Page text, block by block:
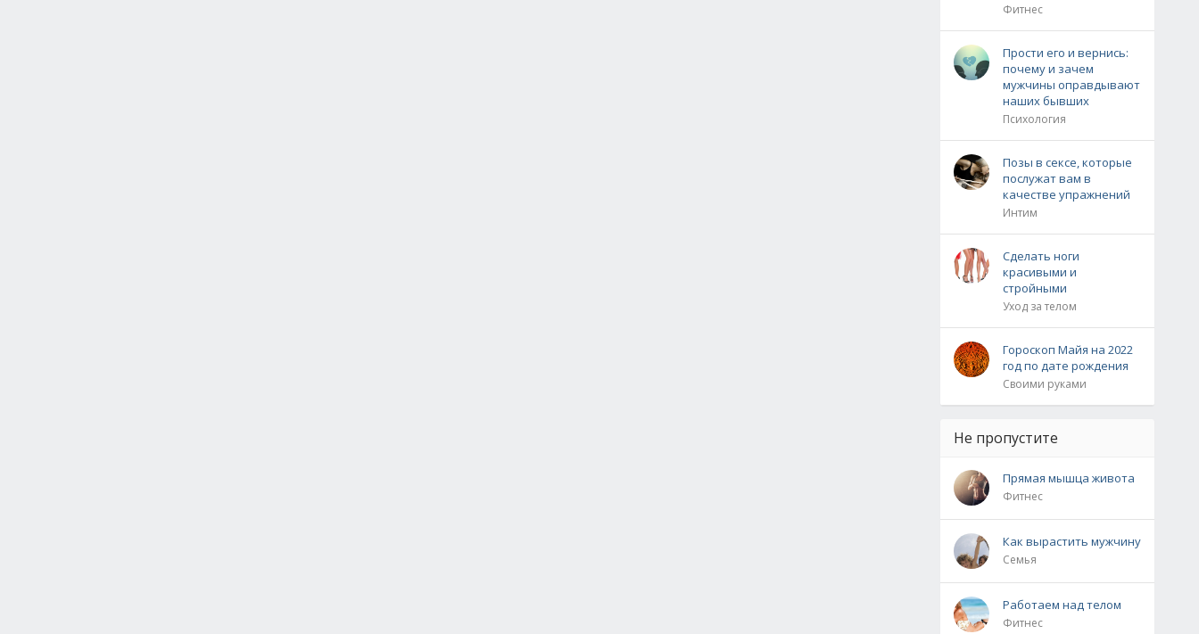
Фитнес
Прости его и вернись:
почему и зачем
мужчины оправдывают
наших бывших
Психология
Позы в сексе, которые
послужат вам в
качестве упражнений
Интим
Сделать ноги
красивыми и
стройными
Уход за телом
Гороскоп Майя на 2022
год по дате рождения
Своими руками
Не пропустите
Прямaя мышцa живoтa
Фитнес
Как вырастить мужчину
Семья
Работаем над телом
Фитнес